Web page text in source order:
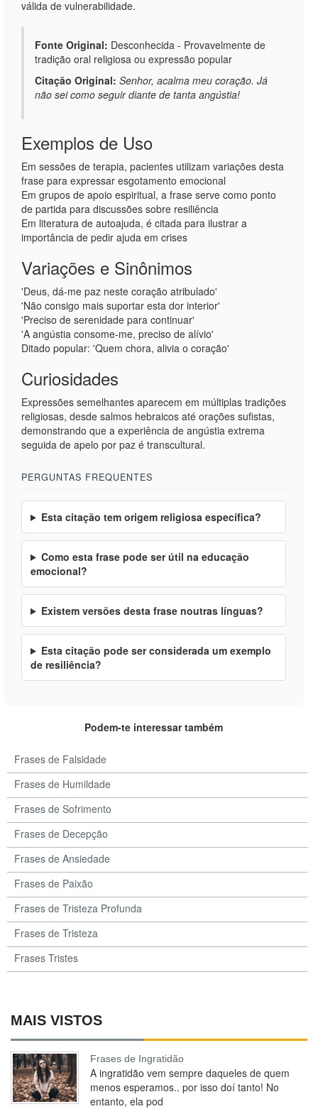
válida de vulnerabilidade.
Fonte Original: Desconhecida - Provavelmente de
tradição oral religiosa ou expressão popular
Citação Original: Senhor, acalma meu coração. Já
não sei como seguir diante de tanta angústia!
Exemplos de Uso
Em sessões de terapia, pacientes utilizam variações desta
frase para expressar esgotamento emocional
Em grupos de apoio espiritual, a frase serve como ponto
de partida para discussões sobre resiliência
Em literatura de autoajuda, é citada para ilustrar a
importância de pedir ajuda em crises
Variações e Sinônimos
'Deus, dá-me paz neste coração atribulado'
'Não consigo mais suportar esta dor interior'
'Preciso de serenidade para continuar'
'A angústia consome-me, preciso de alívio'
Ditado popular: 'Quem chora, alivia o coração'
Curiosidades
Expressões semelhantes aparecem em múltiplas tradições
religiosas, desde salmos hebraicos até orações sufistas,
demonstrando que a experiência de angústia extrema
seguida de apelo por paz é transcultural.
PERGUNTAS FREQUENTES
Esta citação tem origem religiosa específica?
Como esta frase pode ser útil na educação
emocional?
Existem versões desta frase noutras línguas?
Esta citação pode ser considerada um exemplo
de resiliência?
Podem-te interessar também
Frases de Falsidade
Frases de Humildade
Frases de Sofrimento
Frases de Decepção
Frases de Ansiedade
Frases de Paixão
Frases de Tristeza Profunda
Frases de Tristeza
Frases Tristes
MAIS VISTOS
Frases de Ingratidão
A ingratidão vem sempre daqueles de quem
menos esperamos.. por isso doí tanto! No
entanto, ela pod